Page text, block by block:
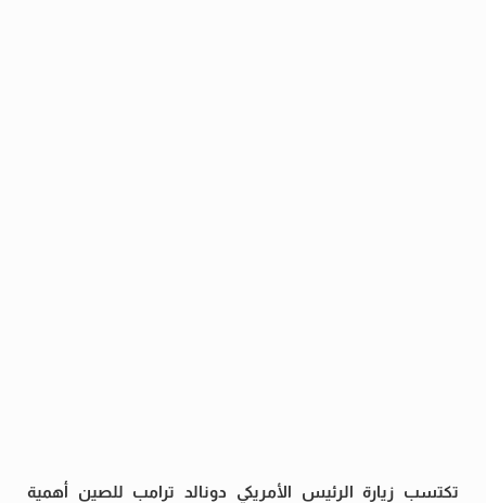
تكتسب زيارة الرئيس الأمريكي دونالد ترامب للصين أهمية